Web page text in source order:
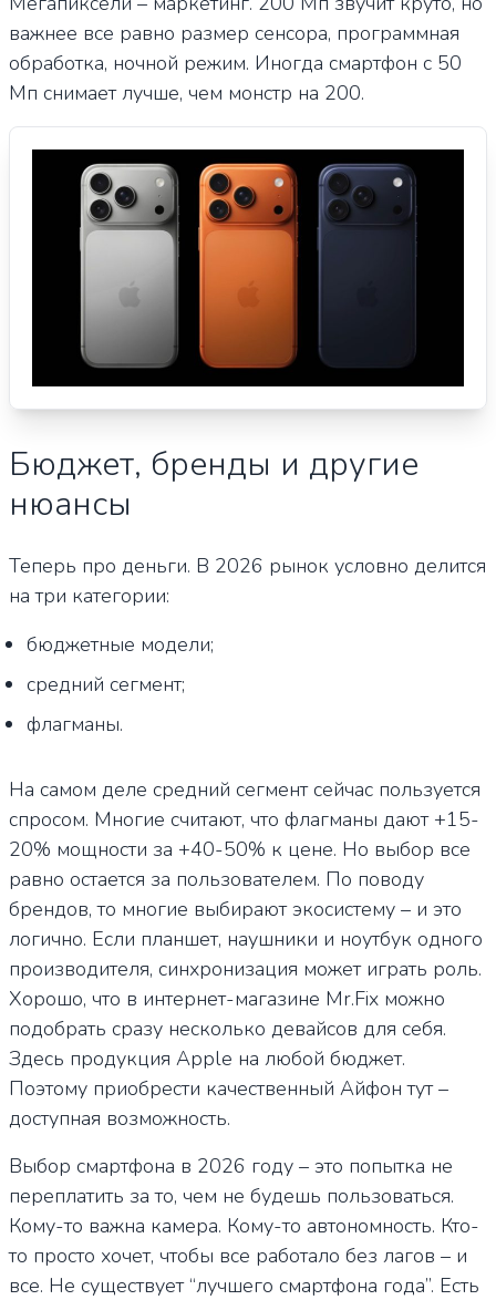
важнее все равно размер сенсора, программная
обработка, ночной режим. Иногда смартфон с 50
Мп снимает лучше, чем монстр на 200.
Бюджет, бренды и другие
нюансы
Теперь про деньги. В 2026 рынок условно делится
на три категории:
бюджетные модели;
средний сегмент;
флагманы.
На самом деле средний сегмент сейчас пользуется
спросом. Многие считают, что флагманы дают +15-
20% мощности за +40-50% к цене. Но выбор все
равно остается за пользователем. По поводу
брендов, то многие выбирают экосистему – и это
логично. Если планшет, наушники и ноутбук одного
производителя, синхронизация может играть роль.
Хорошо, что в интернет-магазине Mr.Fix можно
подобрать сразу несколько девайсов для себя.
Здесь продукция Apple на любой бюджет.
Поэтому приобрести качественный Айфон тут –
доступная возможность.
Выбор смартфона в 2026 году – это попытка не
переплатить за то, чем не будешь пользоваться.
Кому-то важна камера. Кому-то автономность. Кто-
то просто хочет, чтобы все работало без лагов – и
все. Не существует “лучшего смартфона года”. Есть